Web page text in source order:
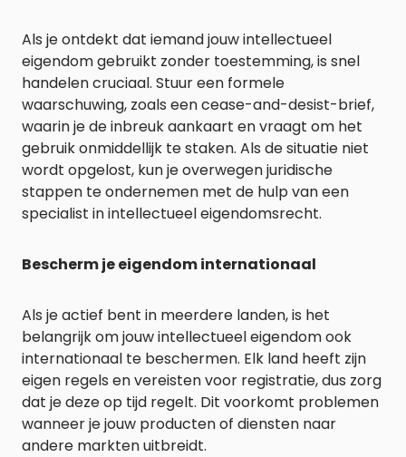
Als je ontdekt dat iemand jouw intellectueel
eigendom gebruikt zonder toestemming, is snel
handelen cruciaal. Stuur een formele
waarschuwing, zoals een cease-and-desist-brief,
waarin je de inbreuk aankaart en vraagt om het
gebruik onmiddellijk te staken. Als de situatie niet
wordt opgelost, kun je overwegen juridische
stappen te ondernemen met de hulp van een
specialist in intellectueel eigendomsrecht.
Bescherm je eigendom internationaal
Als je actief bent in meerdere landen, is het
belangrijk om jouw intellectueel eigendom ook
internationaal te beschermen. Elk land heeft zijn
eigen regels en vereisten voor registratie, dus zorg
dat je deze op tijd regelt. Dit voorkomt problemen
wanneer je jouw producten of diensten naar
andere markten uitbreidt.